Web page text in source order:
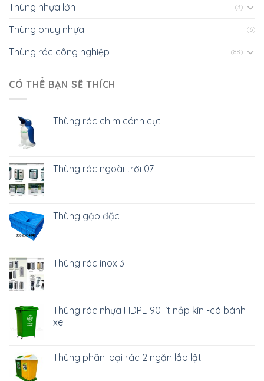
Thùng nhựa lớn (3)
Thùng phuy nhựa (6)
Thùng rác công nghiệp (88)
CÓ THỂ BẠN SẼ THÍCH
Thùng rác chim cánh cụt
Thùng rác ngoài trời 07
Thùng gập đặc
Thùng rác inox 3
Thùng rác nhựa HDPE 90 lít nắp kín -có bánh
xe
Thùng phân loại rác 2 ngăn lắp lật